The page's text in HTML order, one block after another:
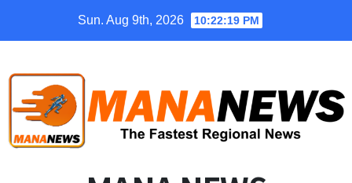
Sun. Aug 9th, 2026 10:22:20 PM